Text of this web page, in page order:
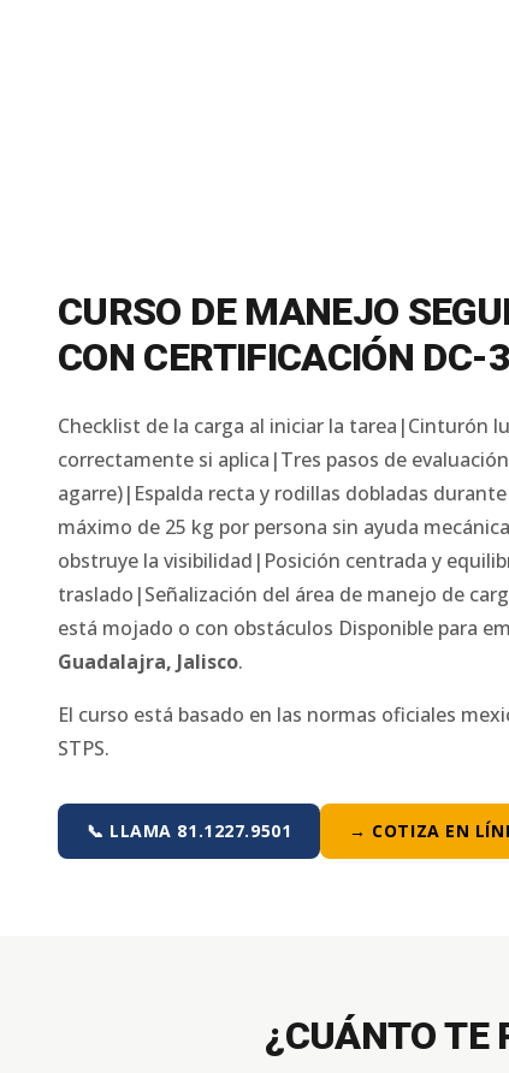
CURSO DE MANEJO
CON CERTIFICACIÓN DC-3
Checklist de la carga al iniciar la tarea|Cinturón
correctamente si aplica|Tres pasos de
agarre)|Espalda recta y rodillas dobladas
máximo de 25 kg por persona sin ayuda
obstruye la visibilidad|Posición centrada y
traslado|Señalización del área de manejo de
está mojado o con obstáculos Disponible para
Guadalajra, Jalisco.
El curso está basado en las normas oficiales
STPS.
📞 LLAMA 81.1227.9501 → COTIZA EN
¿CUÁNTO TE